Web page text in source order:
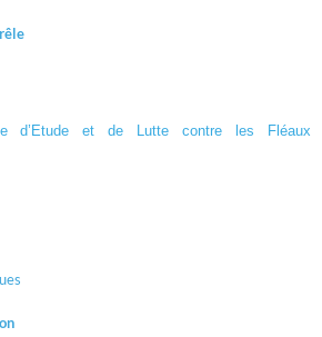
d’Etude et de Lutte contre les Fléaux